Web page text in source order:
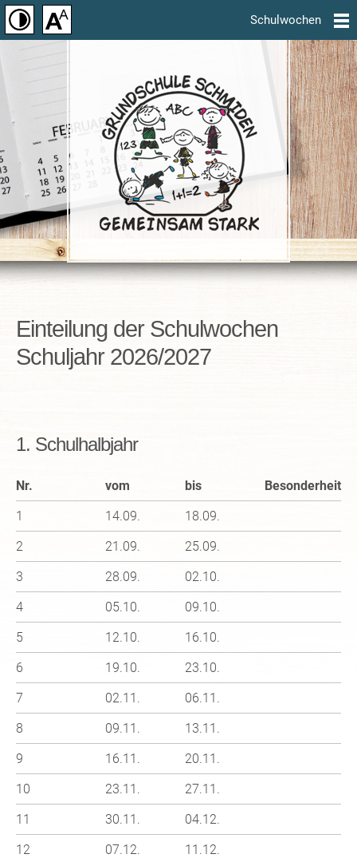
Schulwochen
Einteilung der Schulwochen
Schuljahr 2026/2027
1. Schulhalbjahr
Nr. vom bis
Besonderheit
1
14.09.
18.09.
2
21.09.
25.09.
3
28.09.
02.10.
4
05.10.
09.10.
5
12.10.
16.10.
6
19.10.
23.10.
7
02.11.
06.11.
8
09.11.
13.11.
9
16.11.
20.11.
10
23.11.
27.11.
11
30.11.
04.12.
12
07.12.
11.12.